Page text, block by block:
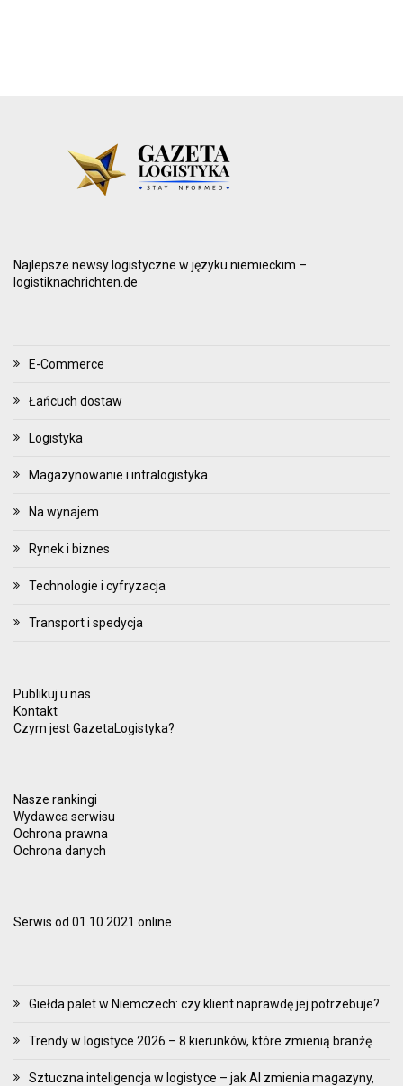
Najlepsze newsy logistyczne w języku niemieckim –
logistiknachrichten.de
E-Commerce
Łańcuch dostaw
Logistyka
Magazynowanie i intralogistyka
Na wynajem
Rynek i biznes
Technologie i cyfryzacja
Transport i spedycja
Publikuj u nas
Kontakt
Czym jest GazetaLogistyka?
Nasze rankingi
Wydawca serwisu
Ochrona prawna
Ochrona danych
Serwis od 01.10.2021 online
Giełda palet w Niemczech: czy klient naprawdę jej potrzebuje?
Trendy w logistyce 2026 – 8 kierunków, które zmienią branżę
Sztuczna inteligencja w logistyce – jak AI zmienia magazyny,